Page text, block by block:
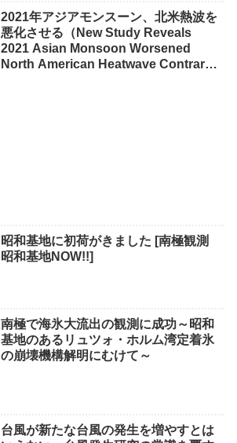
2021年アジアモンスーン、北米熱波を
悪化させる（New Study Reveals
2021 Asian Monsoon Worsened
North American Heatwave Contrary
昭和基地に初荷がきました [南極観測
昭和基地NOW!!]
南極で海氷大流出の観測に成功～昭和
基地のあるリュツォ・ホルム湾定着氷
の崩壊機構解明にむけて～
台風が新たな台風の発生を増やすとは